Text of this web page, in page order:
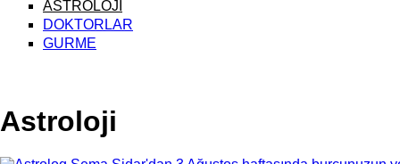
ASTROLOJİ
DOKTORLAR
GURME
Astroloji